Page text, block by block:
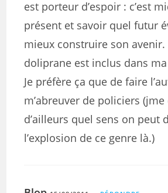
est porteur d’espoir : c’est
présent et savoir quel futur
mieux construire son
doliprane est inclus dans
Je préfère ça que de faire
m’abreuver de policiers
d’ailleurs quel sens on peut
l’explosion de ce genre là.)